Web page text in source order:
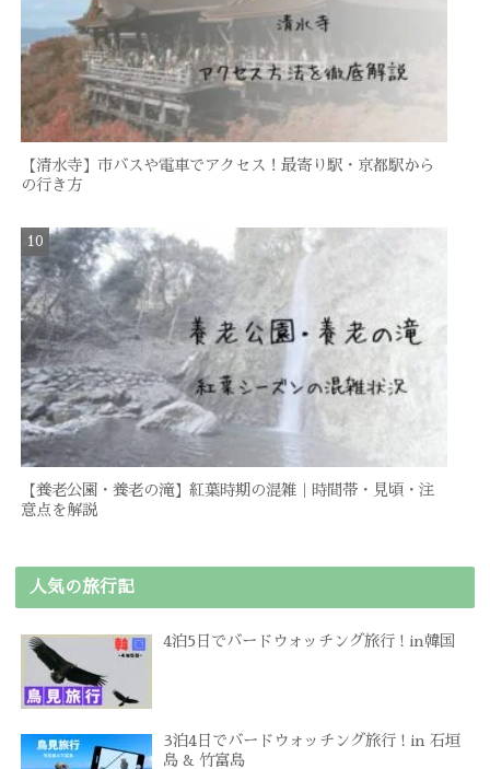
【清水寺】市バスや電車でアクセス！最寄り駅・京都駅から
の行き方
【養老公園・養老の滝】紅葉時期の混雑｜時間帯・見頃・注
意点を解説
人気の旅行記
4泊5日でバードウォッチング旅行 ! in韓国
3泊4日でバードウォッチング旅行 ! in 石垣
島 & 竹富島